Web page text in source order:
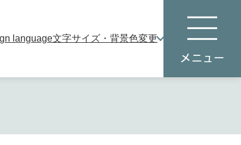
language文字サイズ・背景色変更